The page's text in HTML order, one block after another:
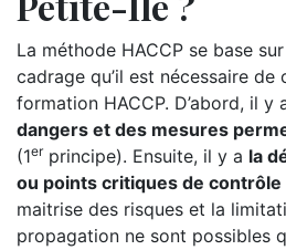
La méthode HACCP se base
cadrage qu’il est nécessaire de
formation HACCP. D’abord, il y
dangers et des mesures
(1erprincipe). Ensuite, il y a la
ou points critiques de contrôle
maitrise des risques et la
propagation ne sont possibles